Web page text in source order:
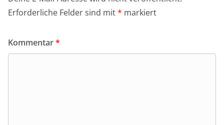
Erforderliche Felder sind mit* markiert
Kommentar*